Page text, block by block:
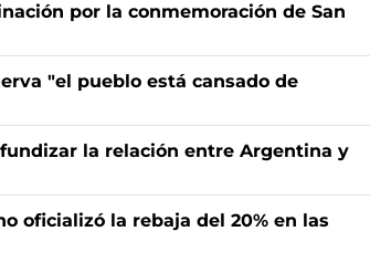
por la conmemoración de San
"el pueblo está cansado de
la relación entre Argentina y
oficializó la rebaja del 20% en las